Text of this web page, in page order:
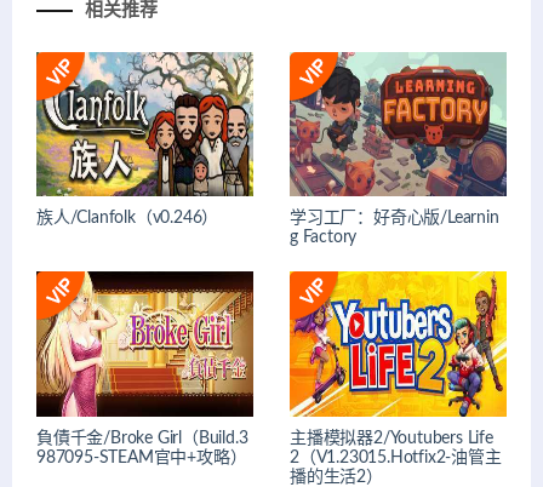
相关推荐
族人/Clanfolk（v0.246）
学习工厂：好奇心版/Learnin
g Factory
負債千金/Broke Girl（Build.3
987095-STEAM官中+攻略）
主播模拟器2/Youtubers Life
2（V1.23015.Hotfix2-油管主
播的生活2）